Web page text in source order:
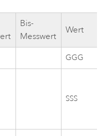
Bis-
Messwert
Wert
GGG
SSS